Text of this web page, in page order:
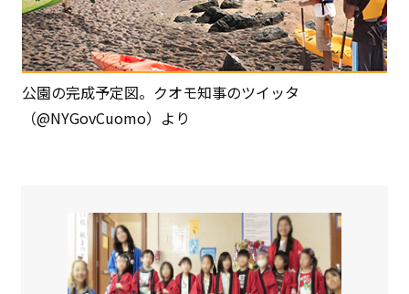
公園の完成予定図。クオモ知事のツイッタ
（@NYGovCuomo）より